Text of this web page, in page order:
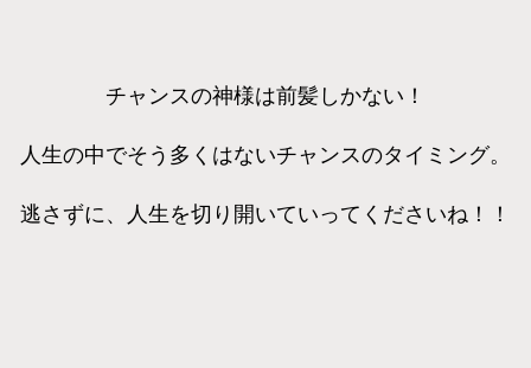
チャンスの神様は前髪しかない！
人生の中でそう多くはないチャンスのタイミング。
逃さずに、人生を切り開いていってくださいね！！